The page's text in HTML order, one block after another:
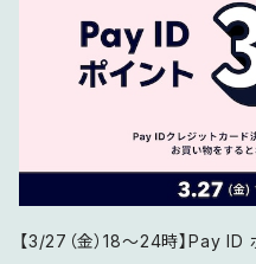
【3/27（金）18〜24時】Pay ID